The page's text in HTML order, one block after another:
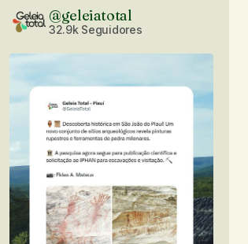
@geleiatotal
32.9k Seguidores